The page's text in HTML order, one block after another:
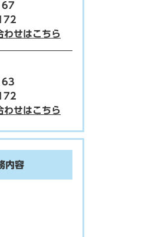
わせはこちら
わせはこちら
内容